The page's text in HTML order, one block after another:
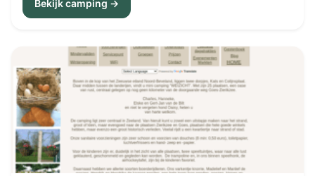
Bekijk camping →